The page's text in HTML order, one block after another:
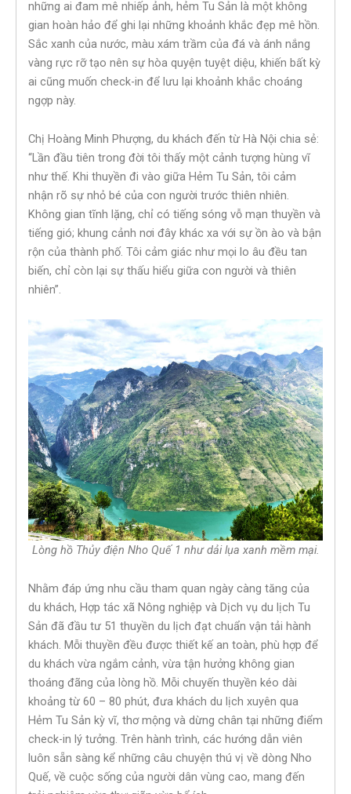
những ai đam mê nhiếp ảnh, hẻm Tu Sản là một không
gian hoàn hảo để ghi lại những khoảnh khắc đẹp mê hồn.
Sắc xanh của nước, màu xám trầm của đá và ánh nắng
vàng rực rỡ tạo nên sự hòa quyện tuyệt diệu, khiến bất kỳ
ai cũng muốn check-in để lưu lại khoảnh khắc choáng
ngợp này.
Chị Hoàng Minh Phượng, du khách đến từ Hà Nội chia sẻ:
“Lần đầu tiên trong đời tôi thấy một cảnh tượng hùng vĩ
như thế. Khi thuyền đi vào giữa Hẻm Tu Sản, tôi cảm
nhận rõ sự nhỏ bé của con người trước thiên nhiên.
Không gian tĩnh lặng, chỉ có tiếng sóng vỗ mạn thuyền và
tiếng gió; khung cảnh nơi đây khác xa với sự ồn ào và bận
rộn của thành phố. Tôi cảm giác như mọi lo âu đều tan
biến, chỉ còn lại sự thấu hiểu giữa con người và thiên
nhiên”.
Lòng hồ Thủy điện Nho Quế 1 như dải lụa xanh mềm mại.
Nhằm đáp ứng nhu cầu tham quan ngày càng tăng của
du khách, Hợp tác xã Nông nghiệp và Dịch vụ du lịch Tu
Sản đã đầu tư 51 thuyền du lịch đạt chuẩn vận tải hành
khách. Mỗi thuyền đều được thiết kế an toàn, phù hợp để
du khách vừa ngắm cảnh, vừa tận hưởng không gian
thoáng đãng của lòng hồ. Mỗi chuyến thuyền kéo dài
khoảng từ 60 – 80 phút, đưa khách du lịch xuyên qua
Hẻm Tu Sản kỳ vĩ, thơ mộng và dừng chân tại những điểm
check-in lý tưởng. Trên hành trình, các hướng dẫn viên
luôn sẵn sàng kể những câu chuyện thú vị về dòng Nho
Quế, về cuộc sống của người dân vùng cao, mang đến